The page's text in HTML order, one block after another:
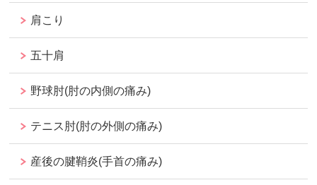
肩こり
五十肩
野球肘(肘の内側の痛み)
テニス肘(肘の外側の痛み)
産後の腱鞘炎(手首の痛み)